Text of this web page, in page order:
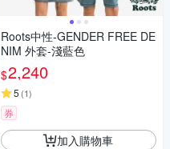
Roots中性-GENDER FREE DE
NIM 外套-淺藍色
$2,240
5 (1)
券
加入購物車